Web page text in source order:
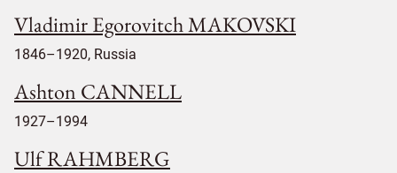
Vladimir Egorovitch MAKOVSKI
1846–1920, Russia
Ashton CANNELL
1927–1994
Ulf RAHMBERG